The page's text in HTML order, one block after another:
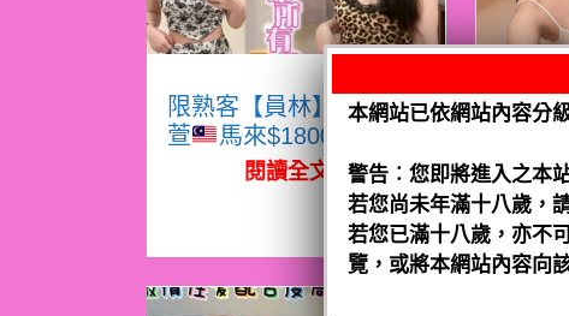
限熟客【員林】許郁
萱
馬來$1800（跑）
閱讀全文
限熟
本網站已依網站內容分
警告︰您即將進入之本
若您尚未年滿十八歲，
若您已滿十八歲，亦不
覽，或將本網站內容向